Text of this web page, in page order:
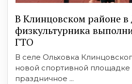
В Клинцовском районе в
физкультурника
ГТО
В селе Ольховка
новой спортивной площадке
праздничное ...